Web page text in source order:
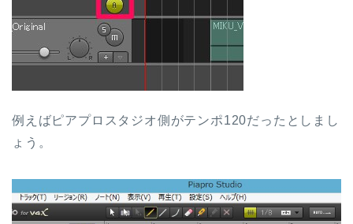
例えばピアプロスタジオ側がテンポ120だったとしまし
ょう。